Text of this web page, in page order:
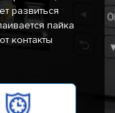
развиться
пайка
контакты